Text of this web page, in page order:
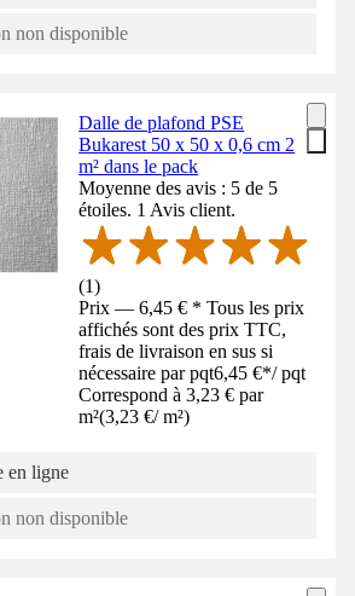
non disponible
Dalle de plafond PSE
Bukarest 50 x 50 x 0,6 cm 2
m² dans le pack
Moyenne des avis : 5 de 5
étoiles. 1 Avis client.
(1)
Prix — 6,45 € * Tous les prix
affichés sont des prix TTC,
frais de livraison en sus si
nécessaire par pqt6,45 €*/ pqt
Correspond à 3,23 € par
m²(3,23 €/ m²)
en ligne
non disponible